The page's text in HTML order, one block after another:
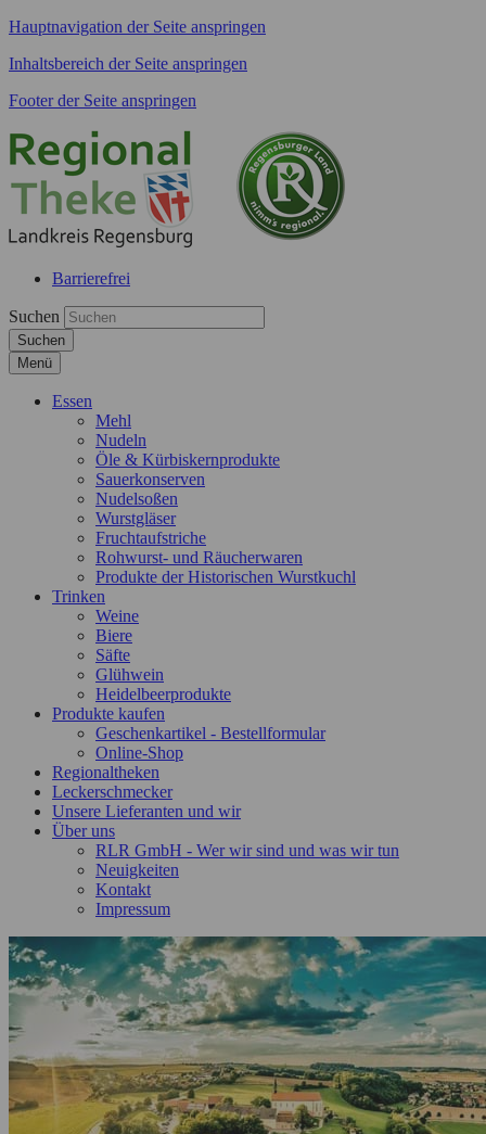
Hauptnavigation der Seite anspringen
Inhaltsbereich der Seite anspringen
Footer der Seite anspringen
Barrierefrei
Suchen
Suchen
Menü
Essen
Mehl
Nudeln
Öle & Kürbiskernprodukte
Sauerkonserven
Nudelsoßen
Wurstgläser
Fruchtaufstriche
Rohwurst- und Räucherwaren
Produkte der Historischen Wurstkuchl
Trinken
Weine
Biere
Säfte
Glühwein
Heidelbeerprodukte
Produkte kaufen
Geschenkartikel - Bestellformular
Online-Shop
Regionaltheken
Leckerschmecker
Unsere Lieferanten und wir
Über uns
RLR GmbH - Wer wir sind und was wir tun
Neuigkeiten
Kontakt
Impressum